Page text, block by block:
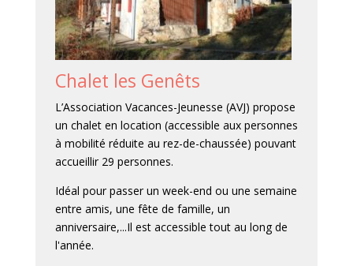
Chalet les Genêts
L’Association Vacances-Jeunesse (AVJ) propose
un chalet en location (accessible aux personnes
à mobilité réduite au rez-de-chaussée) pouvant
accueillir 29 personnes.
Idéal pour passer un week-end ou une semaine
entre amis, une fête de famille, un
anniversaire,...Il est accessible tout au long de
l'année.